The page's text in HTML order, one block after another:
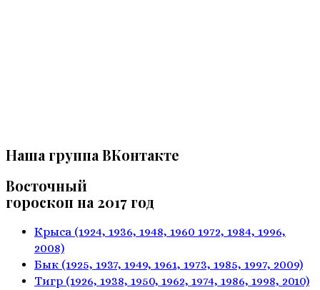
Наша группа ВКонтакте
Восточный
гороскоп на 2017 год
Крыса (1924, 1936, 1948, 1960 1972, 1984, 1996,
2008)
Бык (1925, 1937, 1949, 1961, 1973, 1985, 1997, 2009)
Тигр (1926, 1938, 1950, 1962, 1974, 1986, 1998, 2010)